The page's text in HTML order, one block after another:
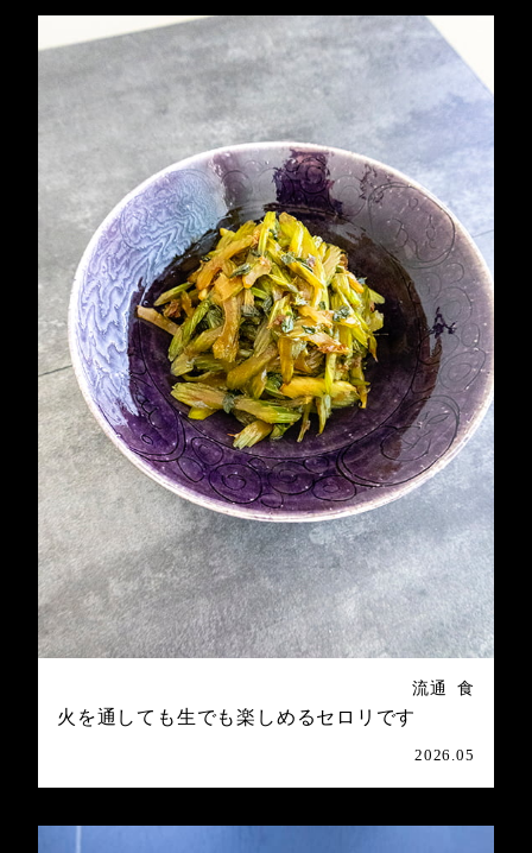
流通 食
火を通しても生でも楽しめるセロリです
2026.05